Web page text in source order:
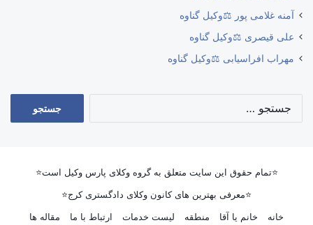
آمنه غلامی پور ⚖️وکیل گناوه
علی قیصری ⚖️وکیل گناوه
مهراب افراسیابی ⚖️وکیل گناوه
⭐تمام حقوق این سایت متعلق به گروه وکلای پارس وکیل است⭐
⭐معرفی بهترین های کانون وکلای دادگستری کرج⭐
خانه
خانم یا آقا منطقه لیست خدمات ارتباط با ما مقاله ها